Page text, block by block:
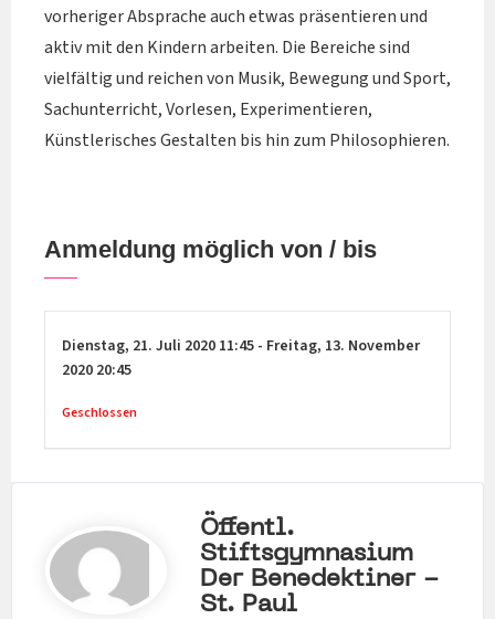
vorheriger Absprache auch etwas präsentieren und
aktiv mit den Kindern arbeiten. Die Bereiche sind
vielfältig und reichen von Musik, Bewegung und Sport,
Sachunterricht, Vorlesen, Experimentieren,
Künstlerisches Gestalten bis hin zum Philosophieren.
Anmeldung möglich von / bis
Dienstag, 21. Juli 2020 11:45 - Freitag, 13. November
2020 20:45
Geschlossen
Öffentl.
Stiftsgymnasium
Der Benedektiner -
St. Paul